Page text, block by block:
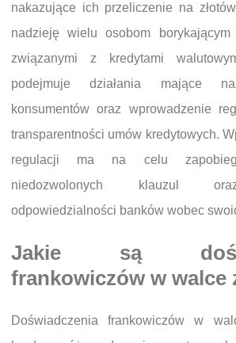
nakazujące ich przeliczenie na
nadzieję wielu osobom
związanymi z kredytami
podejmuje działania mające
konsumentów oraz wprowadzenie
transparentności umów kredytowych.
regulacji ma na celu
niedozwolonych klauzul
odpowiedzialności banków wobec
Jakie są
frankowiczów w walce
Doświadczenia frankowiczów w